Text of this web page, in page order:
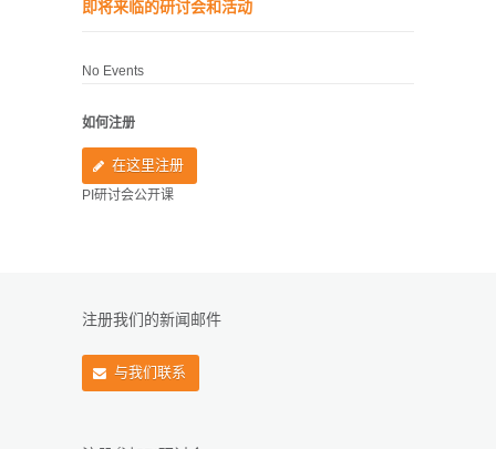
即将来临的研讨会和活动
No Events
如何注册
在这里注册
PI研讨会公开课
注册我们的新闻邮件
与我们联系